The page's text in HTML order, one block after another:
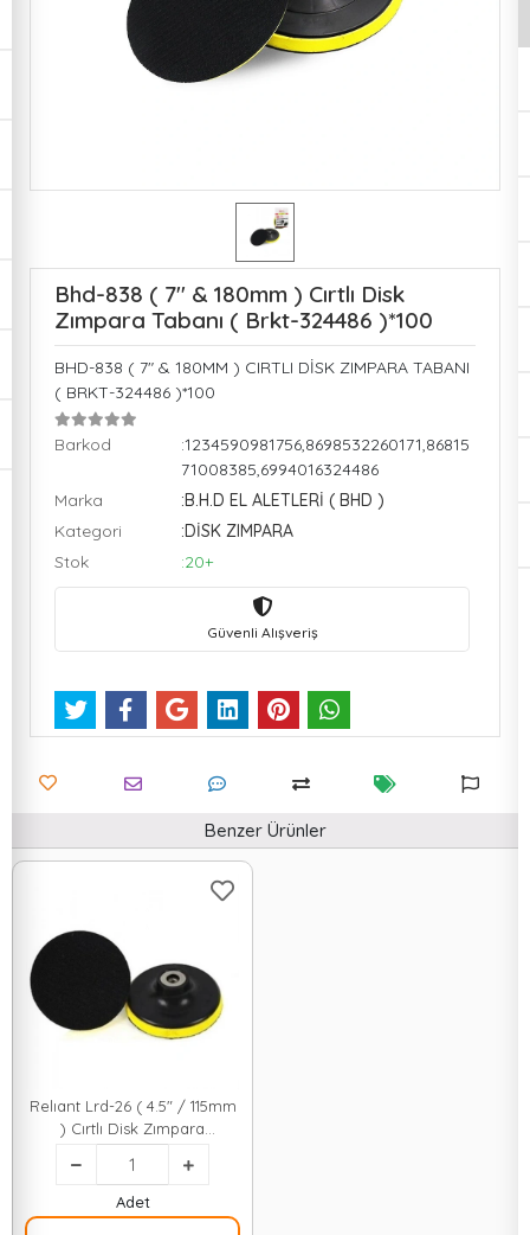
Bhd-838 ( 7" & 180mm ) Cırtlı Disk
Zımpara Tabanı ( Brkt-324486 )*100
BHD-838 ( 7" & 180MM ) CIRTLI DİSK ZIMPARA TABANI
( BRKT-324486 )*100
Barkod
:1234590981756,8698532260171,86815
71008385,6994016324486
Marka
:B.H.D EL ALETLERİ ( BHD )
Kategori
:DİSK ZIMPARA
Stok
:20+
Güvenli Alışveriş
Benzer Ürünler
Relıant Lrd-26 ( 4.5" / 115mm
) Cırtlı Disk Zımpara
Tabanı*200
Adet